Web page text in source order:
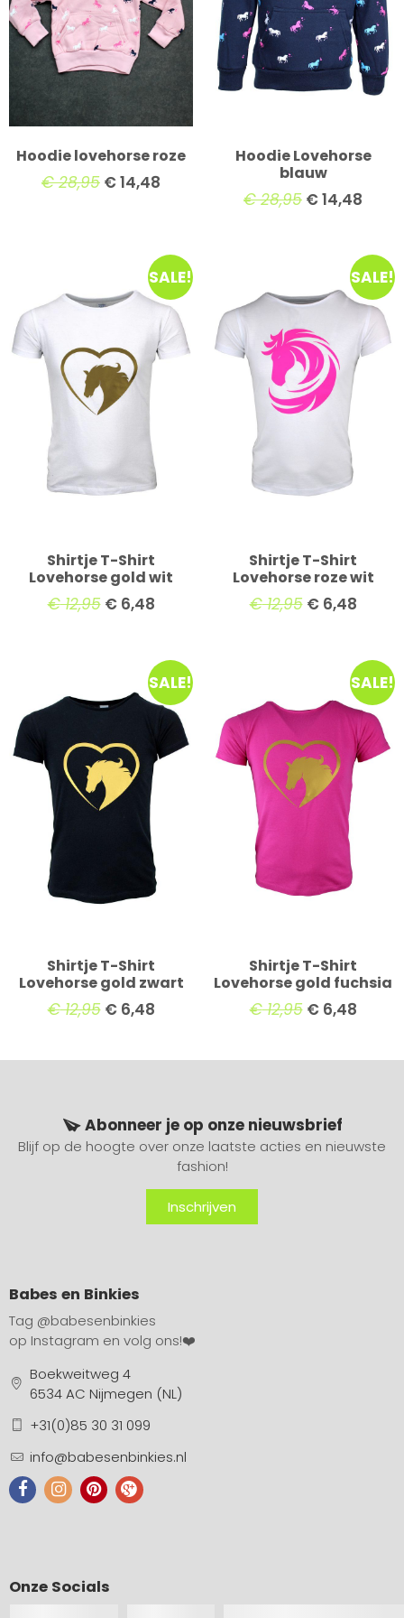
Hoodie lovehorse roze
€28,95 €14,48
Hoodie Lovehorse
blauw
€28,95 €14,48
SALE!
Shirtje T-Shirt
Lovehorse gold wit
€12,95 €6,48
SALE!
Shirtje T-Shirt
Lovehorse roze wit
€12,95 €6,48
SALE!
Shirtje T-Shirt
Lovehorse gold zwart
€12,95 €6,48
SALE!
Shirtje T-Shirt
Lovehorse gold fuchsia
€12,95 €6,48
Abonneer je op onze nieuwsbrief
Blijf op de hoogte over onze laatste acties en nieuwste
fashion!
Inschrijven
Babes en Binkies
Tag @babesenbinkies
op Instagram en volg ons!❤️
Boekweitweg 4
6534 AC Nijmegen (NL)
+31(0)85 30 31 099
info@babesenbinkies.nl
Onze Socials